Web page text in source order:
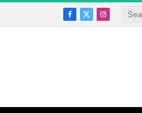
Facebook
X
Instagram